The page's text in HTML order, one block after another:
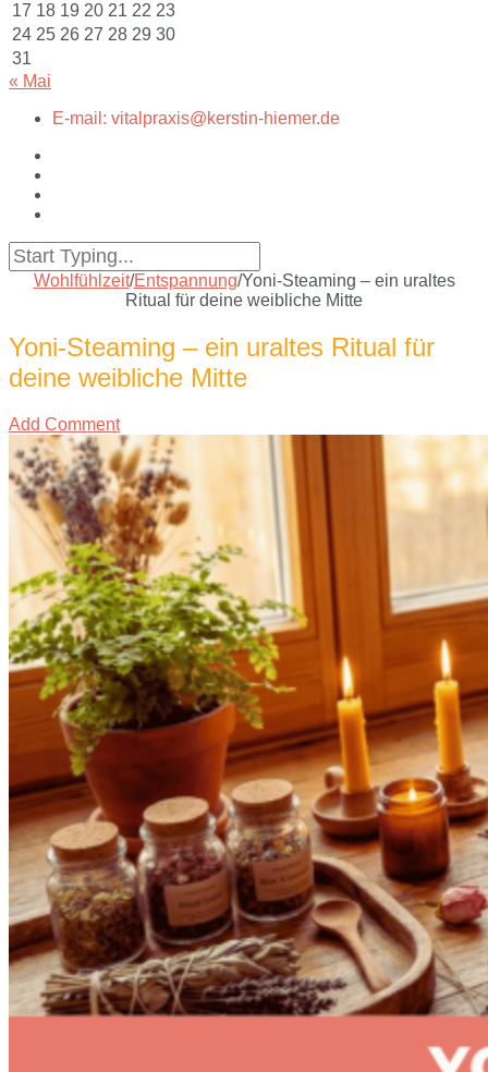
17 18 19 20 21 22 23
24 25 26 27 28 29 30
31
« Mai
E-mail: vitalpraxis@kerstin-hiemer.de
Wohlfühlzeit/Entspannung/Yoni-Steaming – ein uraltes
Ritual für deine weibliche Mitte
Yoni-Steaming – ein uraltes Ritual für
deine weibliche Mitte
Add Comment